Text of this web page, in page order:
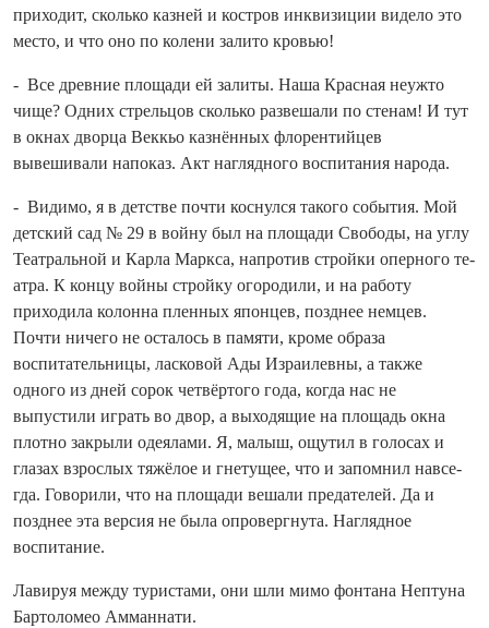
приходит, сколько казней и костров инквизиции видело это
место, и что оно по колени залито кровью!
- Все древние площади ей залиты. Наша Красная неужто
чище? Одних стрельцов сколько развешали по стенам! И тут
в окнах дворца Веккьо казнённых флорентийцев
вывешивали напоказ. Акт наглядного воспитания народа.
- Видимо, я в детстве по­чти коснулся такого события. Мой
детский сад № 29 в вой­ну был на площади Свободы, на углу
Театральной и Карла Маркса, напротив стройки оперного те­
атра. К концу вой­ны стройку огородили, и на работу
приходила колонна пленных японцев, позднее немцев.
Почти ничего не осталось в памяти, кроме образа
воспитательницы, ласковой Ады Израилевны, а также
одного из дней сорок четвёртого года, ко­гда нас не
выпустили играть во двор, а выходящие на площадь окна
плотно закрыли одеялами. Я, малыш, ощутил в голосах и
глазах взрослых тяжёлое и гнетущее, что и запо­мнил навсе­
гда. Говорили, что на площади вешали предателей. Да и
позднее эта версия не была опровергнута. Наглядное
воспитание.
Лавируя между туристами, они шли мимо фонтана Нептуна
Бартоломео Амманнати.